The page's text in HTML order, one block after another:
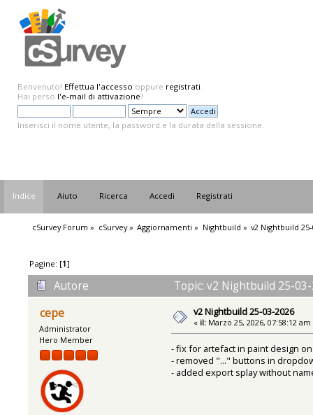
Benvenuto! Effettua l'accesso oppure registrati.
Hai perso l'e-mail di attivazione?
Inserisci il nome utente, la password e la durata della sessione.
Indice Aiuto Ricerca Accedi Registrati
cSurvey Forum » cSurvey» Aggiornamenti » Nightbuild » v2 Nightbuild
Pagine: [1]
Autore
Topic: v2 Nightbuild 25-
cepe
Administrator
Hero Member
v2 Nightbuild 25-03-2026
« il: Marzo 25, 2026, 07:58:12 am
- fix for artefact in paint design
- removed "..." buttons in
- added export splay without